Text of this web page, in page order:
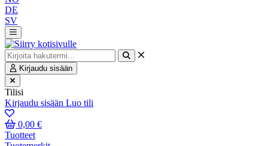
DE
SV
Kirjaudu sisään
Tilisi
Kirjaudu sisään Luo tili
0,00 €
Tuotteet